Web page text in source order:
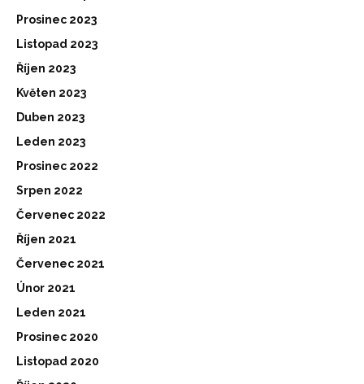
Prosinec 2023
Listopad 2023
Říjen 2023
Květen 2023
Duben 2023
Leden 2023
Prosinec 2022
Srpen 2022
Červenec 2022
Říjen 2021
Červenec 2021
Únor 2021
Leden 2021
Prosinec 2020
Listopad 2020